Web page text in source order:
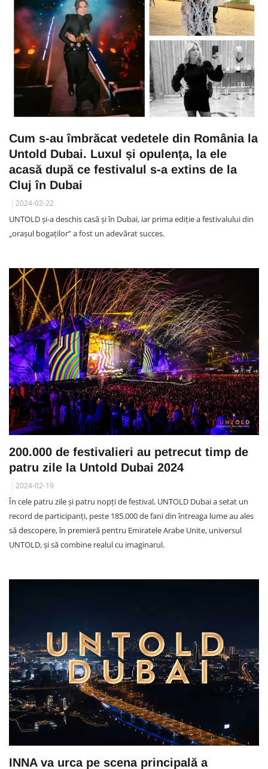
Cum s-au îmbrăcat vedetele din România la
Untold Dubai. Luxul și opulența, la ele
acasă după ce festivalul s-a extins de la
Cluj în Dubai
2024-02-22
UNTOLD și-a deschis casă și în Dubai, iar prima ediție a festivalului din
„orașul bogaților” a fost un adevărat succes.
200.000 de festivalieri au petrecut timp de
patru zile la Untold Dubai 2024
2024-02-19
În cele patru zile și patru nopți de festival, UNTOLD Dubai a setat un
record de participanți, peste 185.000 de fani din întreaga lume au ales
să descopere, în premieră pentru Emiratele Arabe Unite, universul
UNTOLD, și să combine realul cu imaginarul.
INNA va urca pe scena principală a